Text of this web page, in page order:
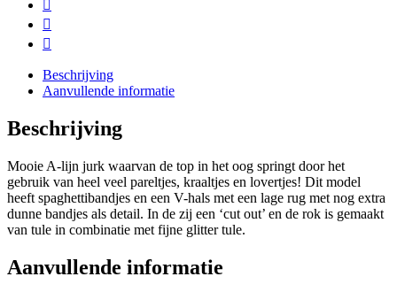
Beschrijving
Aanvullende informatie
Beschrijving
Mooie A-lijn jurk waarvan de top in het oog springt door het
gebruik van heel veel pareltjes, kraaltjes en lovertjes! Dit model
heeft spaghettibandjes en een V-hals met een lage rug met nog extra
dunne bandjes als detail. In de zij een ‘cut out’ en de rok is gemaakt
van tule in combinatie met fijne glitter tule.
Aanvullende informatie